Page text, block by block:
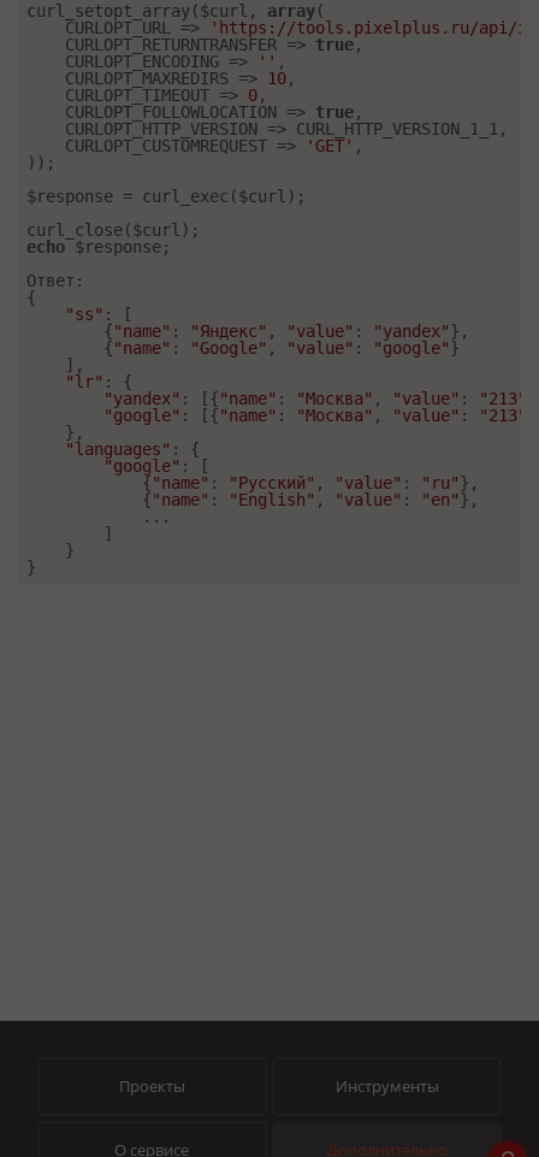
curl_setopt_array($curl, array(
    CURLOPT_URL =>
'https://tools.pixelplus.ru/api/
    CURLOPT_RETURNTRANSFER =>
true,
    CURLOPT_ENCODING =>
'' ,
    CURLOPT_MAXREDIRS =>
10,
    CURLOPT_TIMEOUT =>
0,
    CURLOPT_FOLLOWLOCATION =>
true,
    CURLOPT_HTTP_VERSION => CURL_HTTP_VERSION_1_1,
    CURLOPT_CUSTOMREQUEST =>
'GET' ,
));
$response = curl_exec($curl);
echo $response;
Ответ:
{
"ss" : [
        {
"name" : "Яндекс" , "value" : "yandex"},
        {
"name" : "Google" , "value" : "google"}
    ],
"lr" : {
"yandex" : [{"name" : "Москва" , "value" : "213"
"google" : [{"name" : "Москва" , "value" : "213"
    },
"languages" : {
"google" : [
            {
"name" : "Русский" , "value" : "ru"},
            {
"name" : "English" , "value" : "en"},
            ...
        ]
    }
}
Проекты Инструменты
О сервисе Дополнительно